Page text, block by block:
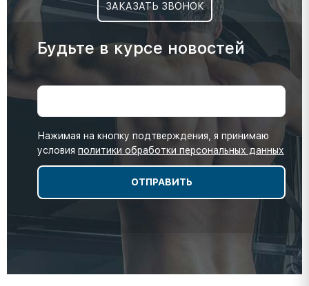
ЗАКАЗАТЬ ЗВОНОК
Будьте в курсе новостей
Нажимая на кнопку подтверждения, я принимаю
условия политики обработки персональных данных